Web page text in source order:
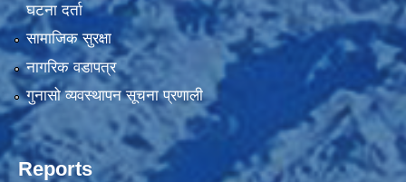
घटना दर्ता
सामाजिक सुरक्षा
नागरिक वडापत्र
गुनासो व्यवस्थापन सूचना प्रणाली
Reports